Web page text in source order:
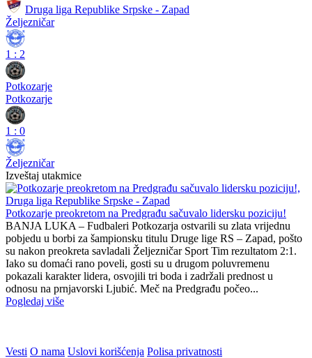
Druga liga Republike Srpske - Zapad
Željezničar
1 : 2
Potkozarje
Potkozarje
1 : 0
Željezničar
Izveštaj utakmice
Potkozarje preokretom na Predgrađu sačuvalo lidersku poziciju!
BANJA LUKA – Fudbaleri Potkozarja ostvarili su zlata vrijednu
pobjedu u borbi za šampionsku titulu Druge lige RS – Zapad, pošto
su nakon preokreta savladali Željezničar Sport Tim rezultatom 2:1.
Iako su domaći rano poveli, gosti su u drugom poluvremenu
pokazali karakter lidera, osvojili tri boda i zadržali prednost u
odnosu na prnjavorski Ljubić. Meč na Predgrađu počeo...
Pogledaj više
Vesti O nama Uslovi korišćenja Polisa privatnosti